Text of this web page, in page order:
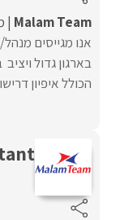
Malam Team
בארגון גדול
הכולל איפיון